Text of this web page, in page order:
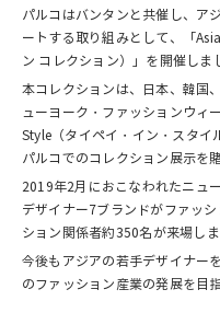
パルコはバンタンと共催し、ア
ートする取り組みとして、「
ン コレクション）」を開催しま
本コレクションは、日本、韓国
ューヨーク・ファッションウィ
Style（タイペイ・イン・スタイ
パルコでのコレクション展示を
2019年2月におこなわれたニュ
デザイナー7ブランドがファッ
ション関係者約350名が来場しま
今後もアジアの若手デザイナー
のファッション産業の発展を目